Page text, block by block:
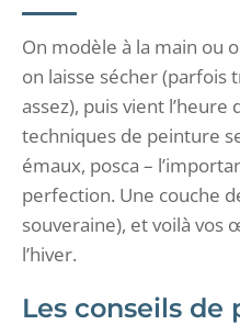
On modèle à la main ou
on laisse sécher (parfois
assez), puis vient l’heure
techniques de peinture
émaux, posca –
perfection. Une couche
souveraine), et voilà vos
l’hiver.
Les conseils de